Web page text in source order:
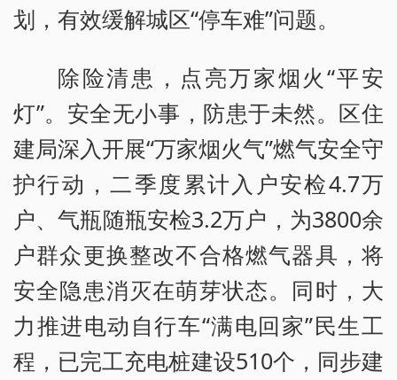
划，有效缓解城区“停车难”问题。
除险清患，点亮万家烟火“平安
灯”。安全无小事，防患于未然。区住
建局深入开展“万家烟火气”燃气安全守
护行动，二季度累计入户安检4.7万
户、气瓶随瓶安检3.2万户，为3800余
户群众更换整改不合格燃气器具，将
安全隐患消灭在萌芽状态。同时，大
力推进电动自行车“满电回家”民生工
程，已完工充电桩建设510个，同步建